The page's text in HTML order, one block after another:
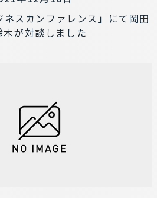
ネスカンファレンス」にて岡田
が対談しました